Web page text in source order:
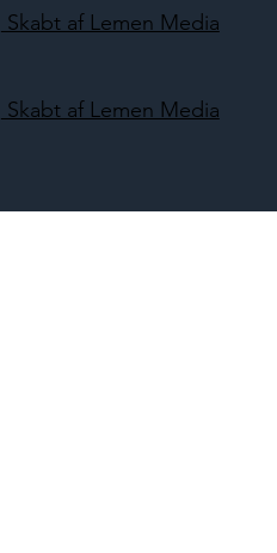
Skabt af Lemen Media
Skabt af Lemen Media